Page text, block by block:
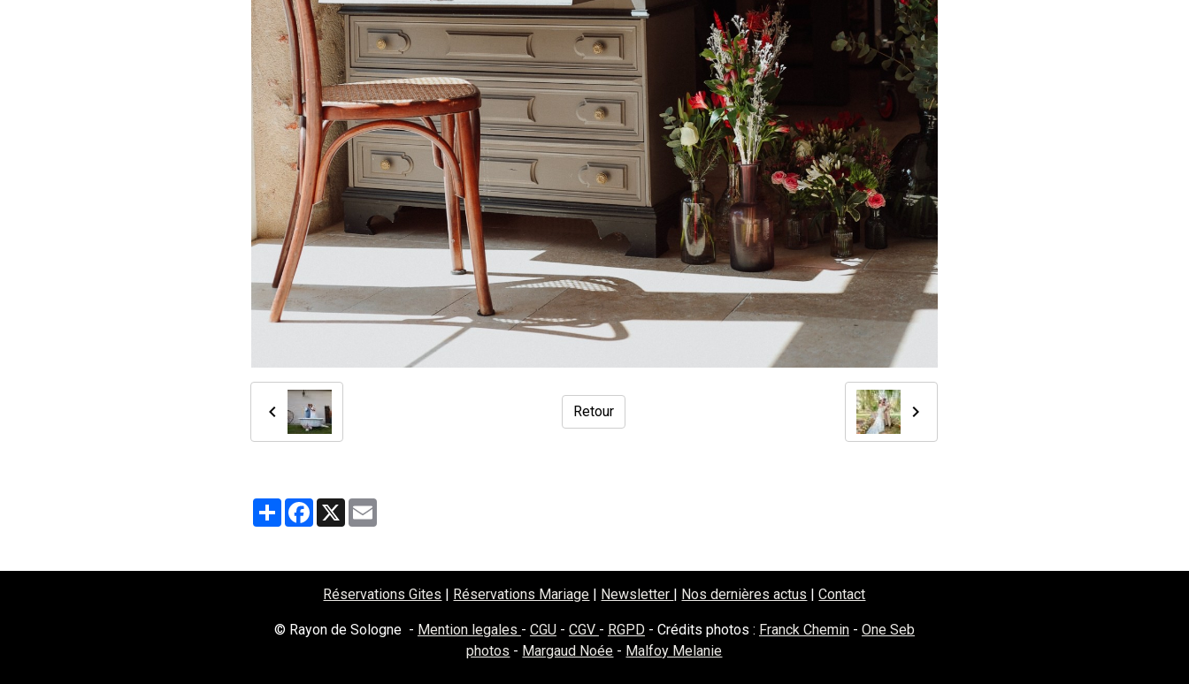
Retour
PartagerFacebook
X Email
Réservations Gites | Réservations Mariage | Newsletter | Nos dernières actus |Contact
© Rayon de Sologne - Mention legales - CGU- CGV - RGPD- Crédits photos : Franck Chemin- One Seb
photos - Margaud Noée - Malfoy Melanie